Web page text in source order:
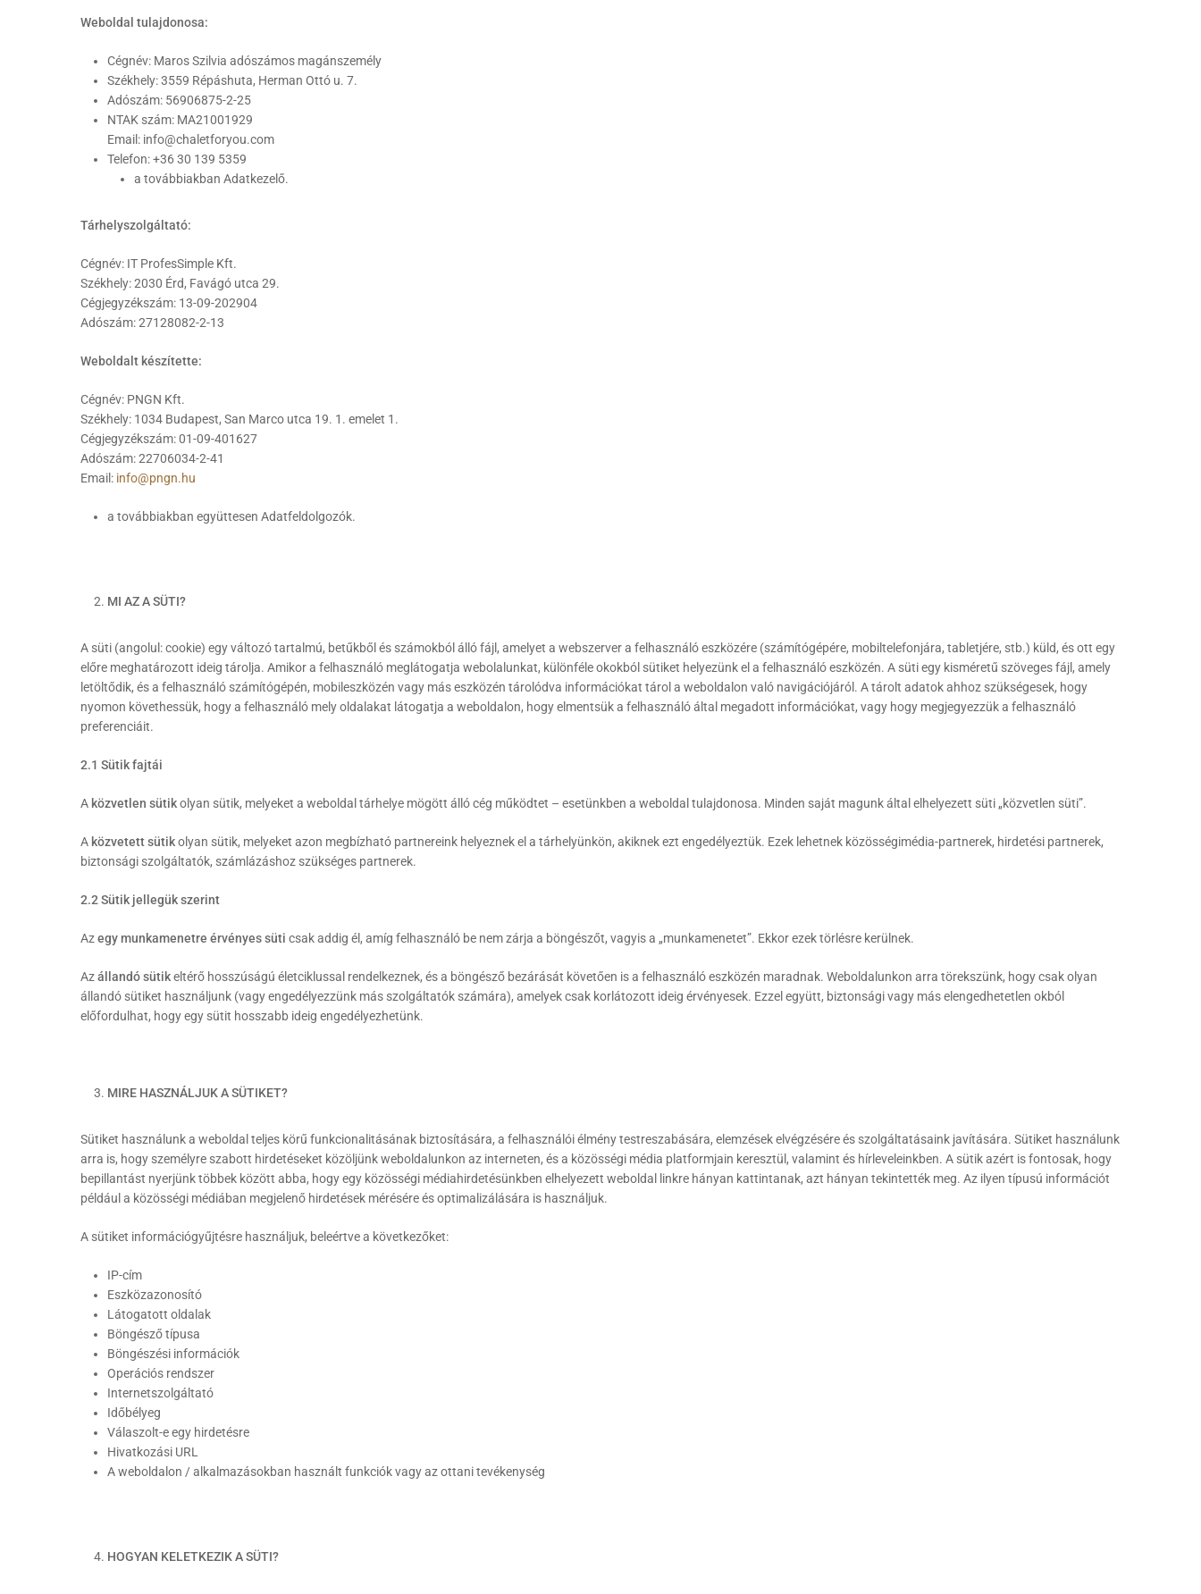
Weboldal tulajdonosa:
Cégnév: Maros Szilvia adószámos magánszemély
Székhely: 3559 Répáshuta, Herman Ottó u. 7.
Adószám: 56906875-2-25
NTAK szám: MA21001929
Email: info@chaletforyou.com
Telefon: +36 30 139 5359
a továbbiakban Adatkezelő.
Tárhelyszolgáltató:
Cégnév: IT ProfesSimple Kft.
Székhely: 2030 Érd, Favágó utca 29.
Cégjegyzékszám: 13-09-202904
Adószám: 27128082-2-13
Weboldalt készítette:
Cégnév: PNGN Kft.
Székhely: 1034 Budapest, San Marco utca 19. 1. emelet 1.
Cégjegyzékszám: 01-09-401627
Adószám: 22706034-2-41
Email: info@pngn.hu
a továbbiakban együttesen Adatfeldolgozók.
MI AZ A SÜTI?
A süti (angolul: cookie) egy változó tartalmú, betűkből és számokból álló fájl, amelyet a webszerver a felhasználó eszközére (számítógépére, mobiltelefonjára, tabletjére, stb.) küld, és ott egy
előre meghatározott ideig tárolja. Amikor a felhasználó meglátogatja webolalunkat, különféle okokból sütiket helyezünk el a felhasználó eszközén. A süti egy kisméretű szöveges fájl, amely
letöltődik, és a felhasználó számítógépén, mobileszközén vagy más eszközén tárolódva információkat tárol a weboldalon való navigációjáról. A tárolt adatok ahhoz szükségesek, hogy
nyomon követhessük, hogy a felhasználó mely oldalakat látogatja a weboldalon, hogy elmentsük a felhasználó által megadott információkat, vagy hogy megjegyezzük a felhasználó
preferenciáit.
2.1 Sütik fajtái
A közvetlen sütikolyan sütik, melyeket a weboldal tárhelye mögött álló cég működtet – esetünkben a weboldal tulajdonosa. Minden saját magunk által elhelyezett süti „közvetlen süti”.
A közvetett sütikolyan sütik, melyeket azon megbízható partnereink helyeznek el a tárhelyünkön, akiknek ezt engedélyeztük. Ezek lehetnek közösségimédia-partnerek, hirdetési partnerek,
biztonsági szolgáltatók, számlázáshoz szükséges partnerek.
2.2 Sütik jellegük szerint
Azegy munkamenetre érvényes süti csak addig él, amíg felhasználó be nem zárja a böngészőt, vagyis a „munkamenetet”. Ekkor ezek törlésre kerülnek.
Azállandó sütikeltérő hosszúságú életciklussal rendelkeznek, és a böngésző bezárását követően is a felhasználó eszközén maradnak. Weboldalunkon arra törekszünk, hogy csak olyan
állandó sütiket használjunk (vagy engedélyezzünk más szolgáltatók számára), amelyek csak korlátozott ideig érvényesek. Ezzel együtt, biztonsági vagy más elengedhetetlen okból
előfordulhat, hogy egy sütit hosszabb ideig engedélyezhetünk.
MIRE HASZNÁLJUK A SÜTIKET?
Sütiket használunk a weboldal teljes körű funkcionalitásának biztosítására, a felhasználói élmény testreszabására, elemzések elvégzésére és szolgáltatásaink javítására. Sütiket használunk
arra is, hogy személyre szabott hirdetéseket közöljünk weboldalunkon az interneten, és a közösségi média platformjain keresztül, valamint és hírleveleinkben. A sütik azért is fontosak, hogy
bepillantást nyerjünk többek között abba, hogy egy közösségi médiahirdetésünkben elhelyezett weboldal linkre hányan kattintanak, azt hányan tekintették meg. Az ilyen típusú információt
például a közösségi médiában megjelenő hirdetések mérésére és optimalizálására is használjuk.
A sütiket információgyűjtésre használjuk, beleértve a következőket:
IP-cím
Eszközazonosító
Látogatott oldalak
Böngésző típusa
Böngészési információk
Operációs rendszer
Internetszolgáltató
Időbélyeg
Válaszolt-e egy hirdetésre
Hivatkozási URL
A weboldalon / alkalmazásokban használt funkciók vagy az ottani tevékenység
HOGYAN KELETKEZIK A SÜTI?